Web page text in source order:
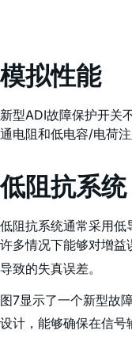
模拟性能
新型ADI故障保护开关
通电阻和低电容/电荷
低阻抗系统
低阻抗系统通常采用
许多情况下能够对增益
导致的失真误差。
图7显示了一个新型故
设计，能够确保在信号